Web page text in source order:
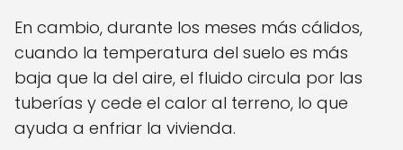
En cambio, durante los meses más cálidos,
cuando la temperatura del suelo es más
baja que la del aire, el fluido circula por las
tuberías y cede el calor al terreno, lo que
ayuda a enfriar la vivienda.